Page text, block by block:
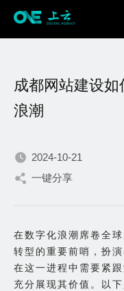
我们不断
出
成都网站建设
浪潮
2024-10-21
一键分享
在数字化浪潮席卷全
转型的重要前哨，扮
在这一进程中需要紧
充分展现其价值。以